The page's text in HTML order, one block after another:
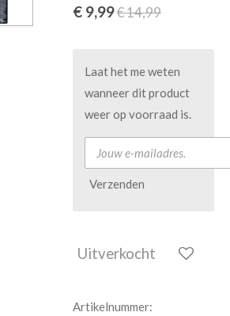
€ 9,99€ 14,99
Laat het me weten
wanneer dit product
weer op voorraad is.
Verzenden
Uitverkocht
Artikelnummer: